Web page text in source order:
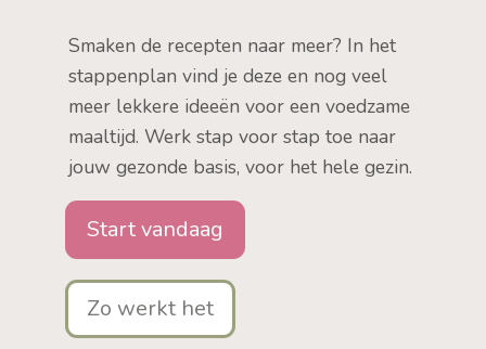
Smaken de recepten naar meer? In het
stappenplan vind je deze en nog veel
meer lekkere ideeën voor een voedzame
maaltijd. Werk stap voor stap toe naar
jouw gezonde basis, voor het hele gezin.
Start vandaag
Zo werkt het